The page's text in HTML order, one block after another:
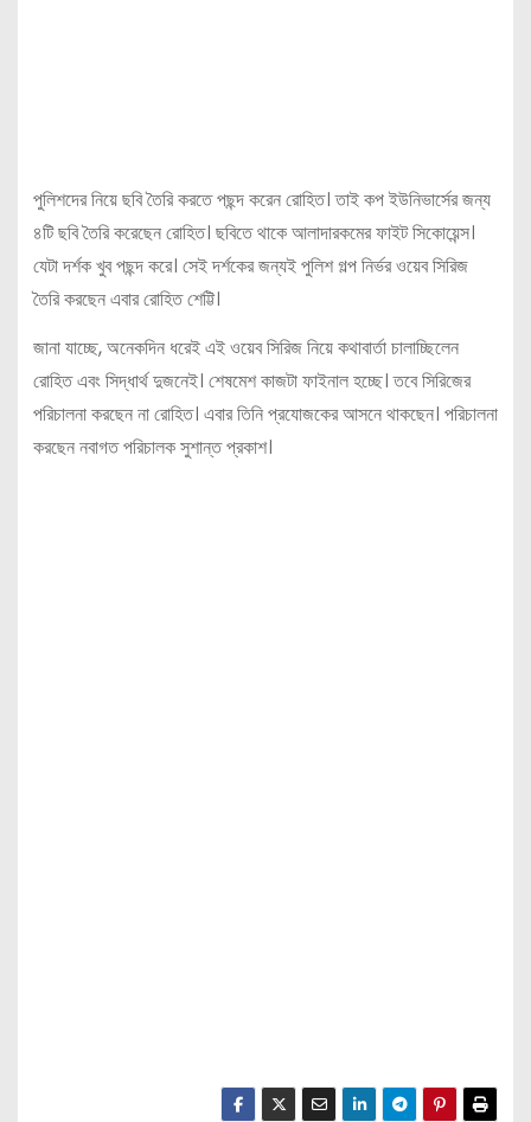
পুলিশদের নিয়ে ছবি তৈরি করতে পছন্দ করেন রোহিত। তাই কপ ইউনিভার্সের জন্য
৪টি ছবি তৈরি করেছেন রোহিত। ছবিতে থাকে আলাদারকমের ফাইট সিকোয়েন্স।
যেটা দর্শক খুব পছন্দ করে। সেই দর্শকের জন্যই পুলিশ গল্প নির্ভর ওয়েব সিরিজ
তৈরি করছেন এবার রোহিত শেট্টি।
জানা যাচ্ছে, অনেকদিন ধরেই এই ওয়েব সিরিজ নিয়ে কথাবার্তা চালাচ্ছিলেন
রোহিত এবং সিদ্ধার্থ দুজনেই। শেষমেশ কাজটা ফাইনাল হচ্ছে। তবে সিরিজের
পরিচালনা করছেন না রোহিত। এবার তিনি প্রযোজকের আসনে থাকছেন। পরিচালনা
করছেন নবাগত পরিচালক সুশান্ত প্রকাশ।